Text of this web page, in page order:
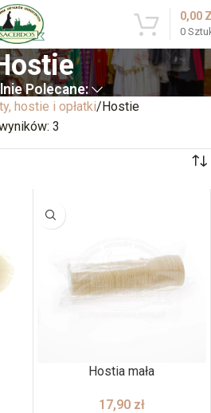
0
0,00
Polecane:
hostie i opłatki Hostie
3
Hostia mała
17,90 zł